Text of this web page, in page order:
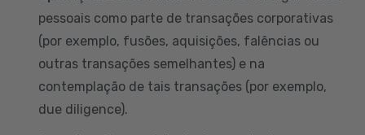
pessoais como parte de transações corporativas
(por exemplo, fusões, aquisições, falências ou
outras transações semelhantes) e na
contemplação de tais transações (por exemplo,
due diligence).